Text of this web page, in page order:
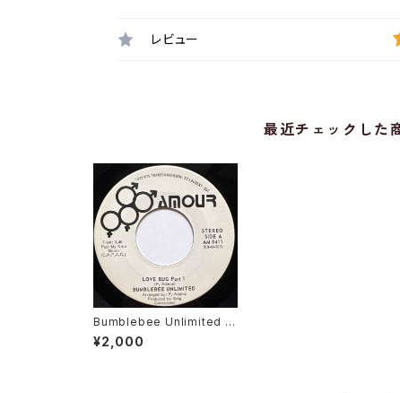
レビュー
最近チェックした
Bumblebee Unlimited /
Love Bug
¥2,000